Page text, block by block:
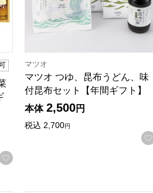
お気に入りに登録する
マツオ
マツオ つゆ、昆布うどん、味
付昆布セット【年間ギフト】
本体 2,500円
税込 2,700円